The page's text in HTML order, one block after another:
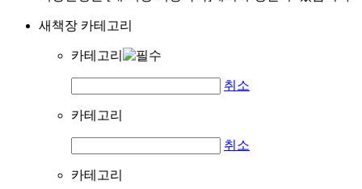
새책장 카테고리
카테고리
취소
카테고리
취소
카테고리